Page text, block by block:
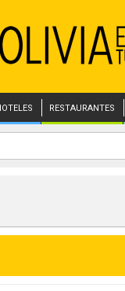
RESTAURANTES